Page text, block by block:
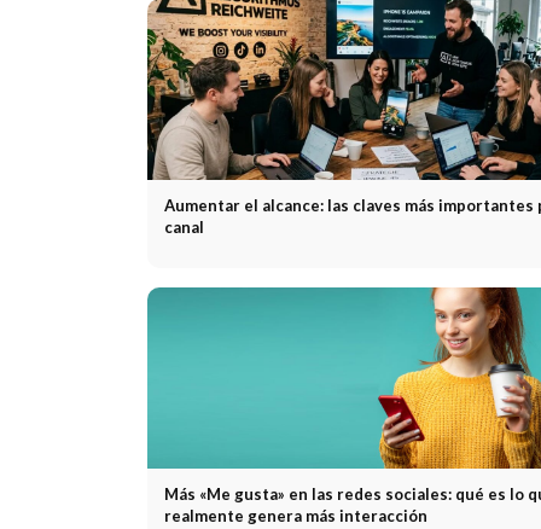
Aumentar el alcance: las claves más importantes
canal
Más «Me gusta» en las redes sociales: qué es lo
realmente genera más interacción